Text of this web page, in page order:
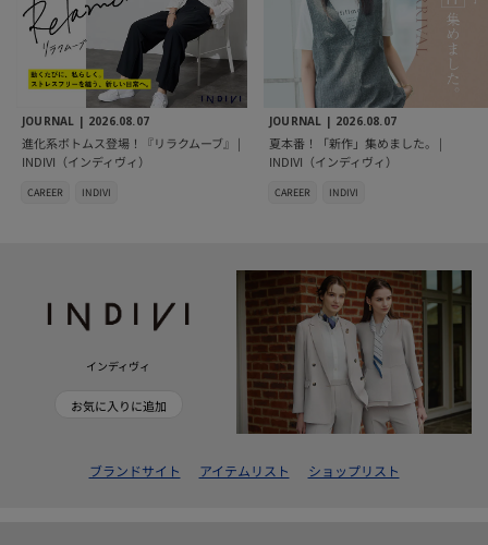
JOURNAL | 2026.08.07
進化系ボトムス登場！『リラクムーブ』 |
INDIVI（インディヴィ）
CAREER INDIVI
JOURNAL | 2026.08.07
夏本番！「新作」集めました。 |
INDIVI（インディヴィ）
CAREER INDIVI
インディヴィ
お気に入りに追加
ブランドサイト アイテムリスト ショップリスト